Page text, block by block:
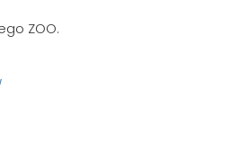
ZOO.